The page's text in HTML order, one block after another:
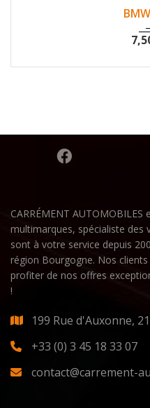
CARRÉMENT
multimarques, spécialiste des
sont à votre service depuis
région Bourgogne. Nos
profiter de nos offres
!
199 Rue d'Auxonne,
+33 (0) 3 45 18 33 07
contact@carrement-